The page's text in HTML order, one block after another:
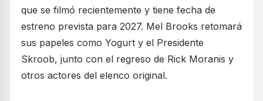
que se filmó recientemente y tiene fecha de
estreno prevista para 2027. Mel Brooks retomará
sus papeles como Yogurt y el Presidente
Skroob, junto con el regreso de Rick Moranis y
otros actores del elenco original.